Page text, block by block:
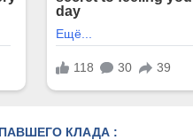
КЛАДА :